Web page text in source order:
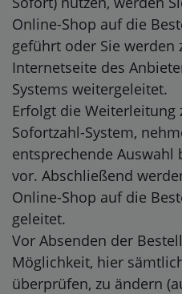
Online-Shop auf die
geführt oder Sie werden
Internetseite des
Systems weitergeleitet.
Erfolgt die Weiterleitung
Sofortzahl-System,
entsprechende Auswahl
vor. Abschließend
Online-Shop auf die
geleitet.
Vor Absenden der
Möglichkeit, hier
überprüfen, zu ändern